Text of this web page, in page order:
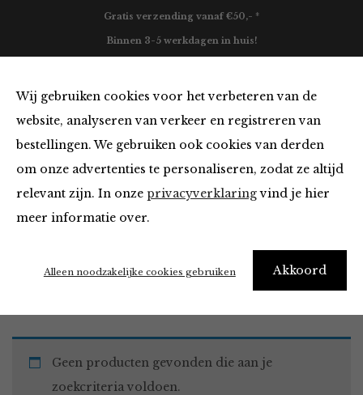
Wij gebruiken cookies voor het verbeteren van de
website, analyseren van verkeer en registreren van
bestellingen. We gebruiken ook cookies van derden
om onze advertenties te personaliseren, zodat ze altijd
relevant zijn. In onze privacyverklaringvind je hier
meer informatie over.
Akkoord
Alleen noodzakelijke cookies gebruiken
Gratis verzending vanaf €50,- *
Binnen 3-5 werkdagen in huis!
Must Haves
Home Winkel Accessoires Must Haves
Geen producten gevonden die aan je
zoekcriteria voldoen.